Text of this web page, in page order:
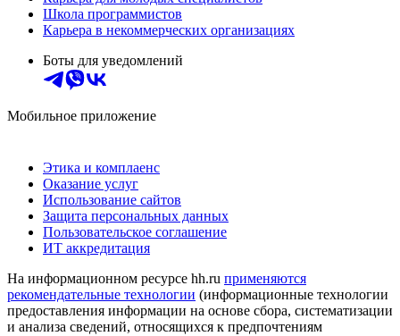
Школа программистов
Карьера в некоммерческих организациях
Боты для уведомлений
Мобильное приложение
Этика и комплаенс
Оказание услуг
Использование сайтов
Защита персональных данных
Пользовательское соглашение
ИТ аккредитация
На информационном ресурсе hh.ru применяются
рекомендательные технологии (информационные технологии
предоставления информации на основе сбора, систематизации
и анализа сведений, относящихся к предпочтениям